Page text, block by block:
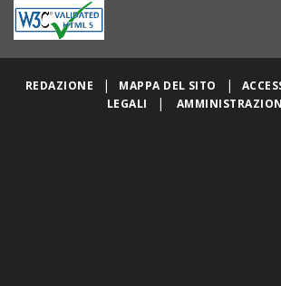
REDAZIONE | MAPPA DEL SITO |
LEGALI
|